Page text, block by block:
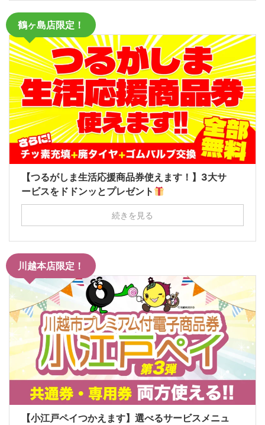
鶴ヶ島店限定！
【つるがしま生活応援商品券使えます！】3大サ
ービスをドドンッとプレゼント
続きを見る
川越本店限定！
【小江戸ペイつかえます】選べるサービスメニュ